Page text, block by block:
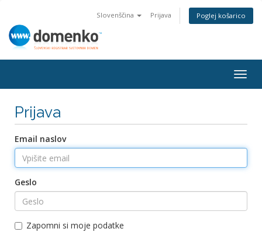
Slovenščina Prijava Poglej košarico
Prijava
Email naslov
Geslo
Zapomni si moje podatke